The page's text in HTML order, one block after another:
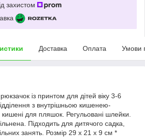
захистом
Доставка Оплата Умови
із принтом для дітей віку 3-6
з внутрішньою кишенею-
кишені для пляшок. Регульовані шлейки.
Підходить для дитячого садка,
занять. Розмір 29 х 21 х 9 см *